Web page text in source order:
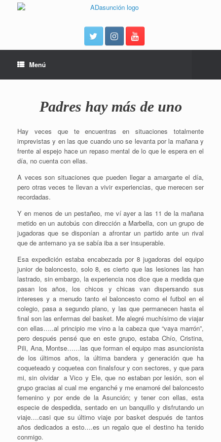
Menú
Padres hay más de uno
Hay veces que te encuentras en situaciones totalmente
imprevistas y en las que cuando uno se levanta por la mañana y
frente al espejo hace un repaso mental de lo que le espera en el
día, no cuenta con ellas.
A veces son situaciones que pueden llegar a amargarte el día,
pero otras veces te llevan a vivir experiencias, que merecen ser
recordadas.
Y en menos de un pestañeo, me ví ayer a las 11 de la mañana
metido en un autobús con dirección a Marbella, con un grupo de
jugadoras que se disponían a afrontar un partido ante un rival
que de antemano ya se sabía iba a ser insuperable.
Esa expedición estaba encabezada por 8 jugadoras del equipo
junior de baloncesto, solo 8, es cierto que las lesiones las han
lastrado, sin embargo, la experiencia nos dice que a medida que
pasan los años, los chicos y chicas van dispersando sus
intereses y a menudo tanto el baloncesto como el futbol en el
colegio, pasa a segundo plano, y las que permanecen hasta el
final son las enfermas del basket. Me alegré muchísimo de viajar
con ellas…..al principio me vino a la cabeza que “vaya marrón”,
pero después pensé que en este grupo, estaba Chío, Cristina,
Pili, Ana, Montse……las que forman el equipo mas asuncionista
de los últimos años, la última bandera y generación que ha
coqueteado y coquetea con finalsfour y con sectores, y que para
mi, sin olvidar a Vico y Ele, que no estaban por lesión, son el
grupo gracias al cual me enganché y me enamoré del baloncesto
femenino y por ende de la Asunción; y tener con ellas, esta
especie de despedida, sentado en un banquillo y disfrutando un
viaje….casi que su último viaje por basket después de tantos
años dedicados a esto….es un regalo que el destino ha tenido
conmigo.